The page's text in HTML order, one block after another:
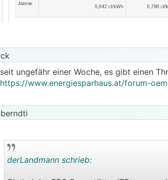
ck
seit ungefähr einer Woche, es gibt einen
https://www.energiesparhaus.at/forum-
berndti
derLandmann schrieb: